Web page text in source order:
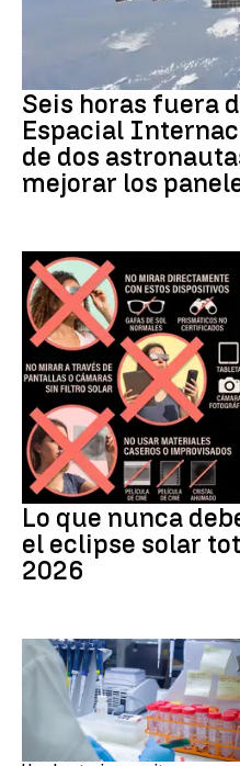
Seis horas fuera
Espacial
de dos
mejorar los
Eclipse
Lo que nunca
el eclipse solar
2026